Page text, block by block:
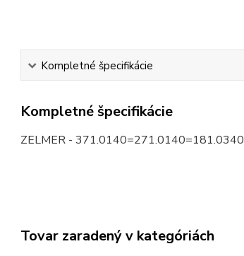
Kompletné špecifikácie
Kompletné špecifikácie
ZELMER - 371.0140=271.0140=181.0340
Tovar zaradený v kategóriách